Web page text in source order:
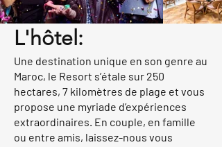
L'hôtel:
Une destination unique en son genre au
Maroc, le Resort s’étale sur 250
hectares, 7 kilomètres de plage et vous
propose une myriade d’expériences
extraordinaires. En couple, en famille
ou entre amis, laissez-nous vous